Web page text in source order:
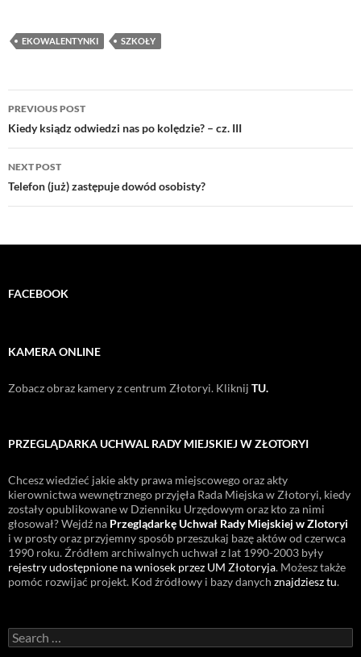
EKOWALENTYNKI SZKOŁY
Post
navigation
PREVIOUS POST
Kiedy ksiądz odwiedzi nas po kolędzie? – cz. III
NEXT POST
Telefon (już) zastępuje dowód osobisty?
FACEBOOK
KAMERA ONLINE
Zobacz obraz kamery z centrum Złotoryi. Kliknij TU.
PRZEGLĄDARKA UCHWAL RADY MIEJSKIEJ W ZŁOTORYI
Chcesz wiedzieć jakie akty prawa miejscowego oraz akty
kierownictwa wewnętrznego przyjęła Rada Miejska w Złotoryi, kiedy
zostały opublikowane w Dzienniku Urzędowym oraz kto za nimi
głosował? Wejdź na Przeglądarkę Uchwał Rady Miejskiej w Zlotoryi
i w prosty oraz przyjemny sposób przeszukaj bazę aktów od czerwca
1990 roku. Źródłem archiwalnych uchwał z lat 1990-2003 były
rejestry udostępnione na wniosek przez UM Złotoryja. Możesz także
pomóc rozwijać projekt. Kod źródłowy i bazy danych znajdziesz tu.
Search
for: